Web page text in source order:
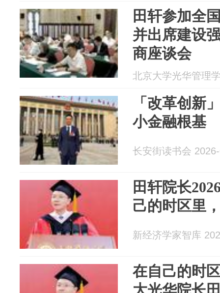
田轩参加全
并出席建设
商座谈会
北京大学光华管理
「改革创新
小金融根基
长安街读书会
田轩院长
己的时区里
新经济学家智库
在自己的时